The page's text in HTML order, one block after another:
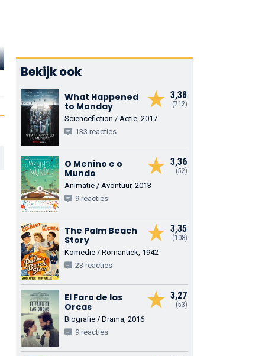
Candece
Shaundra
Eliza Coupe
Bekijk ook
3,38
(712)
What Happened
to Monday
Sciencefiction / Actie, 2017
133 reacties
3,36
(52)
O Menino e o
Mundo
Animatie / Avontuur, 2013
9 reacties
3,35
(108)
The Palm Beach
Story
Komedie / Romantiek, 1942
23 reacties
3,27
(53)
El Faro de las
Orcas
Biografie / Drama, 2016
9 reacties